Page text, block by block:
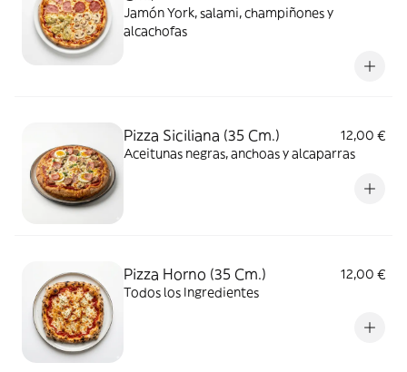
Jamón York, salami, champiñones y
alcachofas
Pizza Siciliana (35 Cm.)
12,00 €
Aceitunas negras, anchoas y alcaparras
Pizza Horno (35 Cm.)
12,00 €
Todos los Ingredientes